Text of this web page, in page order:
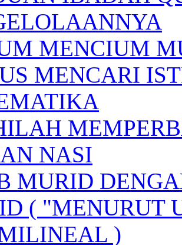
MENCIUM
MENCARI
NASI
MURID
( "MENURUT
)